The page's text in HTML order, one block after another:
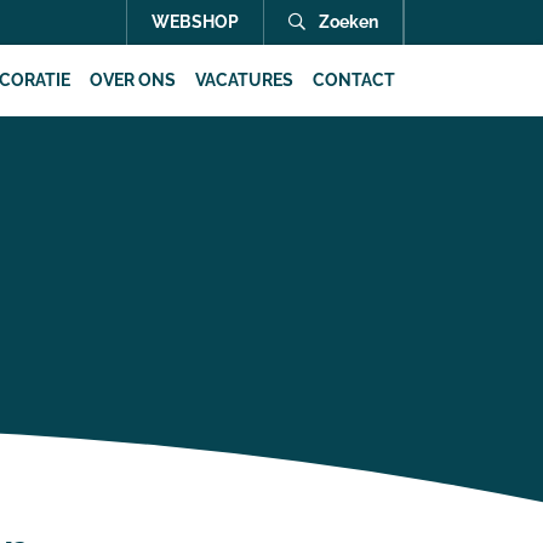
WEBSHOP Zoeken
OVER ONS VACATURES CONTACT